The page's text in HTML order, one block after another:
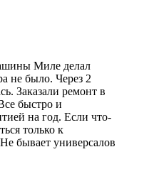
Миле делал
не было. Через 2
Заказали ремонт в
быстро и
на год. Если что-
только к
бывает универсалов